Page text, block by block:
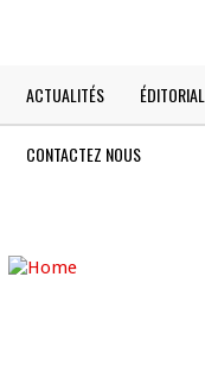
Main
navigation
ACTUALITÉS ÉDITORIAL
CONTACTEZ NOUS